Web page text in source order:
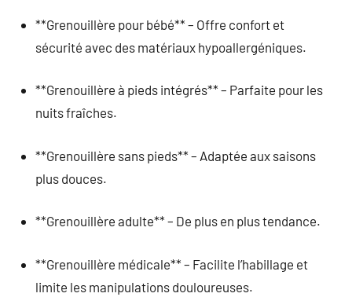
**Grenouillère pour bébé** – Offre confort et
sécurité avec des matériaux hypoallergéniques.
**Grenouillère à pieds intégrés** – Parfaite pour les
nuits fraîches.
**Grenouillère sans pieds** – Adaptée aux saisons
plus douces.
**Grenouillère adulte** – De plus en plus tendance.
**Grenouillère médicale** – Facilite l’habillage et
limite les manipulations douloureuses.